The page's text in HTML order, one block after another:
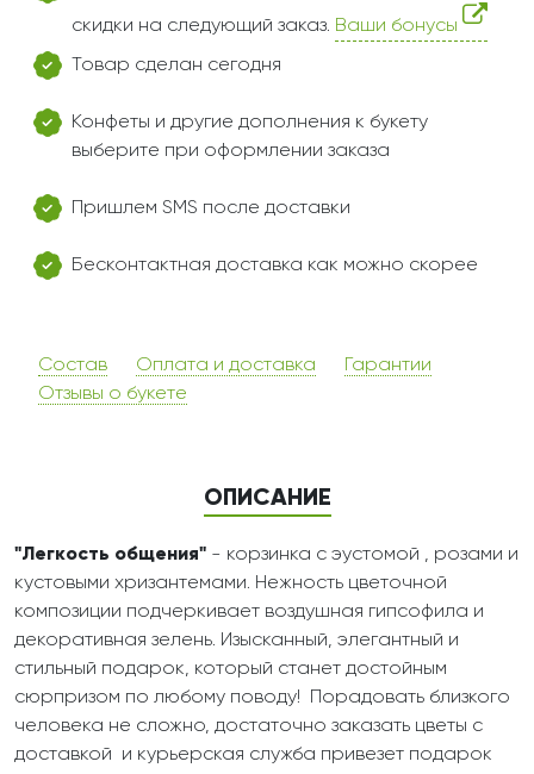
скидки на следующий заказ. Ваши бонусы
Товар сделан сегодня
Конфеты и другие дополнения к букету
выберите при оформлении заказа
Пришлем SMS после доставки
Бесконтактная доставка как можно скорее
Состав Оплата и доставка
Гарантии
Отзывы о букете
ОПИСАНИЕ
"Легкость общения" - корзинка с эустомой , розами и
кустовыми хризантемами. Нежность цветочной
композиции подчеркивает воздушная гипсофила и
декоративная зелень. Изысканный, элегантный и
стильный подарок, который станет достойным
сюрпризом по любому поводу! П орадовать близкого
человека не сложно, достаточно заказать цветы с
доставкой и курьерская служба привезет подарок